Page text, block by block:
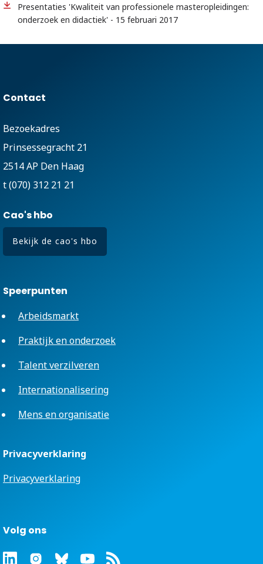
Presentaties 'Kwaliteit van professionele masteropleidingen:
onderzoek en didactiek' - 15 februari 2017
Contact
Bezoekadres
Prinsessegracht 21
2514 AP Den Haag
t (070) 312 21 21
Cao's hbo
Bekijk de cao's hbo
Speerpunten
Arbeidsmarkt
Praktijk en onderzoek
Talent verzilveren
Internationalisering
Mens en organisatie
Privacyverklaring
Privacyverklaring
Volg ons